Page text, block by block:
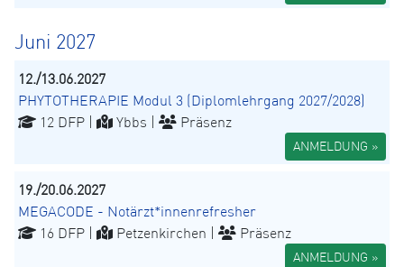
Juni 2027
12./13.06.2027
PHYTOTHERAPIE Modul 3 (Diplomlehrgang 2027/2028)
12 DFP |
Ybbs | Präsenz
ANMELDUNG »
19./20.06.2027
MEGACODE - Notärzt*innenrefresher
16 DFP |
Petzenkirchen | Präsenz
ANMELDUNG »